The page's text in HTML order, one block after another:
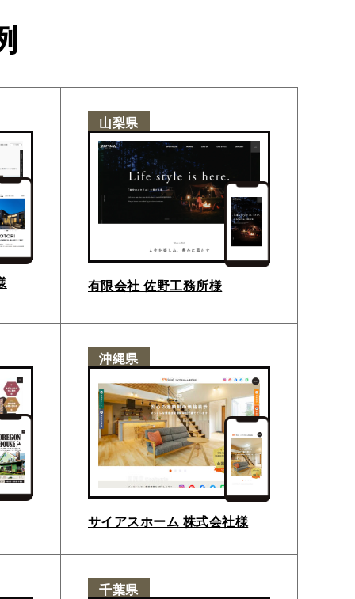
山梨県
有限会社 佐野工務所様
沖縄県
サイアスホーム 株式会社様
千葉県